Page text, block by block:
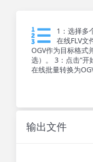
1：选择多
在线FLV文
OGV作为目标格式
选）。 3：点击“开
在线批量转换为
输出文件